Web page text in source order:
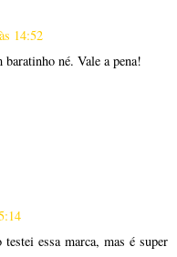
14:52
né. Vale a pena!
essa marca, mas é super